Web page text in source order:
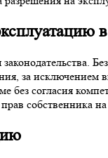
за
без согласия
собственника